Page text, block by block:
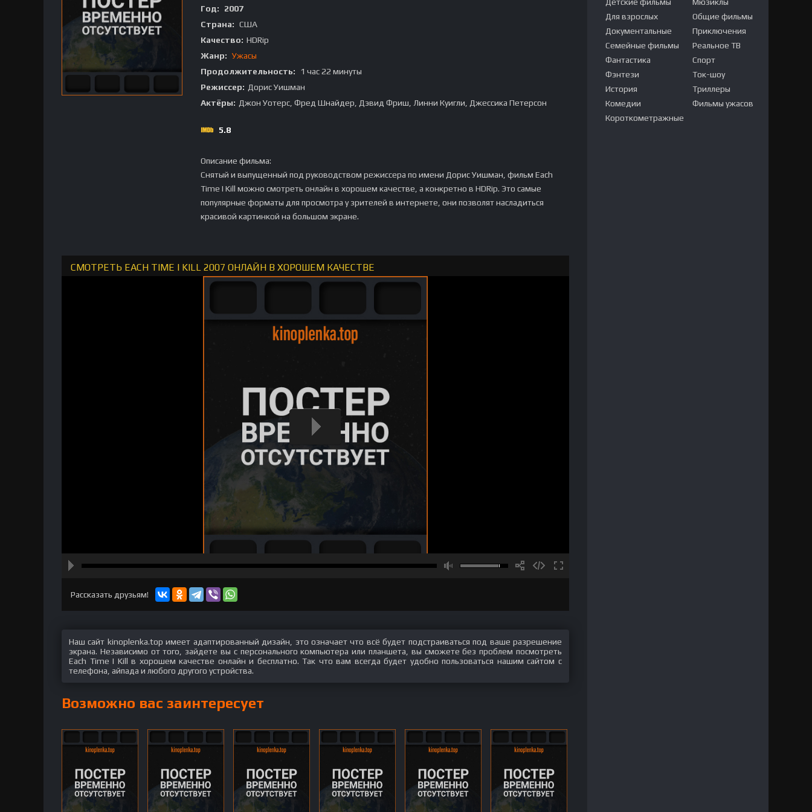
Год:
2007
Страна: США
Качество: HDRip
Жанр: Ужасы
Продолжительность:
1 час 22 минуты
Режиссер: Дорис Уишман
Актёры: Джон Уотерс, Фред Шнайдер, Дэвид Фриш, Линни Куигли, Джессика Петерсон
5.8
Описание фильма:
Снятый и выпущенный под руководством режиссера по имени Дорис Уишман, фильм Each
Time I Kill можно смотреть онлайн в хорошем качестве, а конкретно в HDRip. Это самые
популярные форматы для просмотра у зрителей в интернете, они позволят насладиться
красивой картинкой на большом экране.
СМОТРЕТЬ EACH TIME I KILL 2007 ОНЛАЙН В ХОРОШЕМ КАЧЕСТВЕ
Рассказать друзьям!
Наш сайт kinoplenka.top имеет адаптированный дизайн, это означает что всё будет подстраиваться под ваше разрешение
экрана. Независимо от того, зайдете вы с персонального компьютера или планшета, вы сможете без проблем посмотреть
Each Time I Kill в хорошем качестве онлайн и бесплатно. Так что вам всегда будет удобно пользоваться нашим сайтом с
телефона, айпада и любого другого устройства.
Возможно вас заинтересует
Для взрослых
Документальные
Семейные фильмы
Фантастика
Фэнтези
История
Комедии
Короткометражные
Общие фильмы
Приключения
Реальное ТВ
Спорт
Ток-шоу
Триллеры
Фильмы ужасов